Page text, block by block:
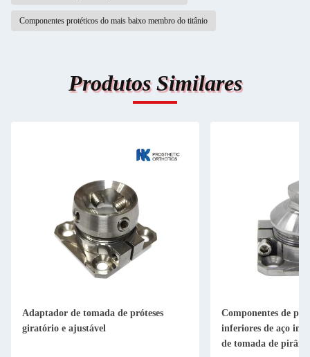
Componentes protéticos do mais baixo membro do titânio
Produtos Similares
Adaptador de tomada de próteses
giratório e ajustável
Componentes de
inferiores de aço
de tomada de